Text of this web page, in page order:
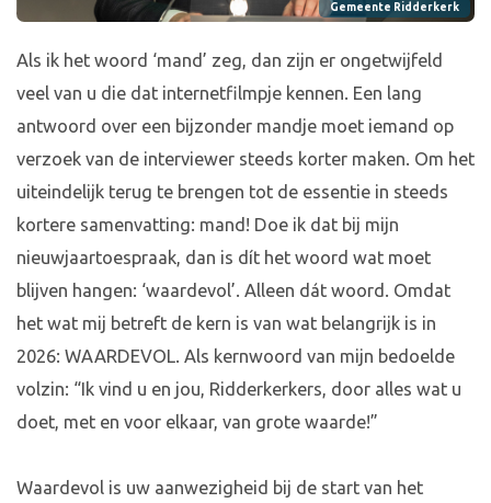
Gemeente Ridderkerk
Als ik het woord ‘mand’ zeg, dan zijn er ongetwijfeld
veel van u die dat internetfilmpje kennen. Een lang
antwoord over een bijzonder mandje moet iemand op
verzoek van de interviewer steeds korter maken. Om het
uiteindelijk terug te brengen tot de essentie in steeds
kortere samenvatting: mand! Doe ik dat bij mijn
nieuwjaartoespraak, dan is dít het woord wat moet
blijven hangen: ‘waardevol’. Alleen dát woord. Omdat
het wat mij betreft de kern is van wat belangrijk is in
2026: WAARDEVOL. Als kernwoord van mijn bedoelde
volzin: “Ik vind u en jou, Ridderkerkers, door alles wat u
doet, met en voor elkaar, van grote waarde!”
Waardevol is uw aanwezigheid bij de start van het